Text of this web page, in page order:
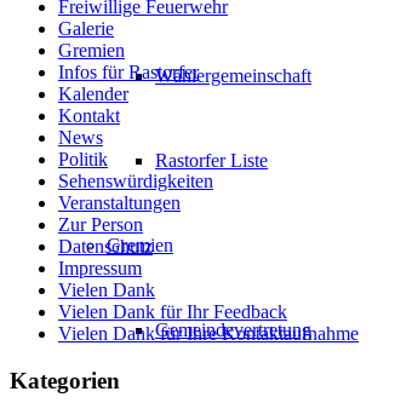
Wählergemeinschaft
Rastorfer Liste
Gremien
Gemeindevertretung
Freiwillige Feuerwehr
Galerie
Gremien
Infos für Rastorfer
Kalender
Kontakt
News
Politik
Sehenswürdigkeiten
Veranstaltungen
Zur Person
Datenschutz
Impressum
Vielen Dank
Vielen Dank für Ihr Feedback
Vielen Dank für Ihre Kontaktaufnahme
Kategorien